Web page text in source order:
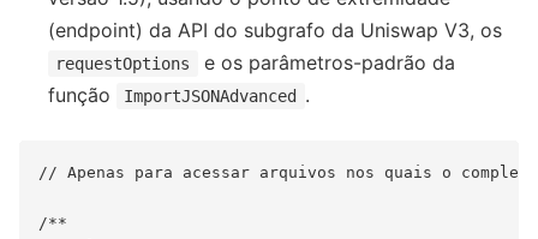
(endpoint) da API do subgrafo da Uniswap V3, os
requestOptions
e os parâmetros-padrão da
função
ImportJSONAdvanced .
// Apenas para acessar arquivos nos quais o
/**